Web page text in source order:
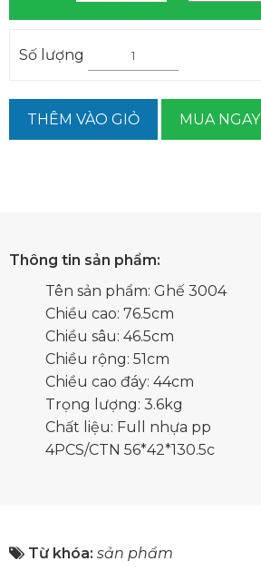
Số lượng
THÊM VÀO GIỎ MUA NGAY
Thông tin sản phẩm:
Tên sản phẩm: Ghế 3004
Chiều cao: 76.5cm
Chiều sâu: 46.5cm
Chiều rộng: 51cm
Chiều cao đáy: 44cm
Trọng lượng: 3.6kg
Chất liệu: Full nhựa pp
4PCS/CTN 56*42*130.5c
Từ khóa: sản phẩm